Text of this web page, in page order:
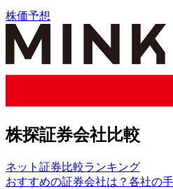
株価予想
株探証券会社比較
ネット証券比較ランキング
おすすめの証券会社は？各社の